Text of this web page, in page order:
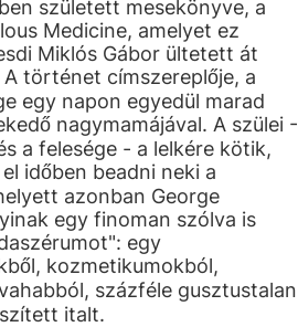
született mesekönyve, a
Medicine, amelyet ez
Miklós Gábor ültetett át
történet címszereplője, a
egy napon egyedül marad
nagymamájával. A szülei -
a felesége - a lelkére kötik,
időben beadni neki a
azonban George
egy finoman szólva is
egy
kozmetikumokból,
százféle gusztustalan
italt.